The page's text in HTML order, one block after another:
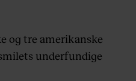
og tre amerikanske
underfundige